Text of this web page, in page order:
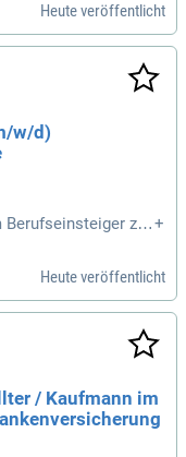
Heute veröffentlicht
w/d)
Berufseinsteiger zu
klicken sie
+
Heute veröffentlicht
/ Kaufmann im